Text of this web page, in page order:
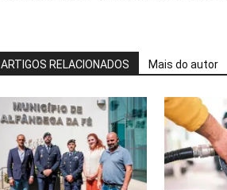
ARTIGOS RELACIONADOS Mais do autor